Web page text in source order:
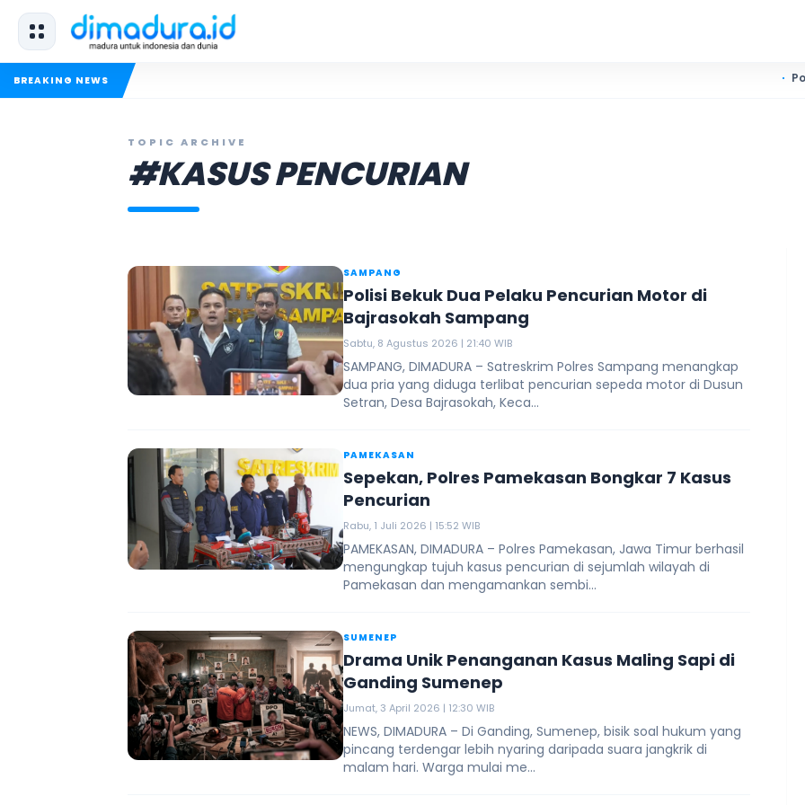
BREAKING NEWS Polisi Bekuk
TOPIC ARCHIVE
#KASUS PENCURIAN
SAMPANG
Polisi Bekuk Dua Pelaku Pencurian Motor di
Bajrasokah Sampang
Sabtu, 8 Agustus 2026 | 21:40 WIB
SAMPANG, DIMADURA – Satreskrim Polres Sampang menangkap
dua pria yang diduga terlibat pencurian sepeda motor di Dusun
Setran, Desa Bajrasokah, Keca...
PAMEKASAN
Sepekan, Polres Pamekasan Bongkar 7 Kasus
Pencurian
Rabu, 1 Juli 2026 | 15:52 WIB
PAMEKASAN, DIMADURA – Polres Pamekasan, Jawa Timur berhasil
mengungkap tujuh kasus pencurian di sejumlah wilayah di
Pamekasan dan mengamankan sembi...
SUMENEP
Drama Unik Penanganan Kasus Maling Sapi di
Ganding Sumenep
Jumat, 3 April 2026 | 12:30 WIB
NEWS, DIMADURA – Di Ganding, Sumenep, bisik soal hukum yang
pincang terdengar lebih nyaring daripada suara jangkrik di
malam hari. Warga mulai me...